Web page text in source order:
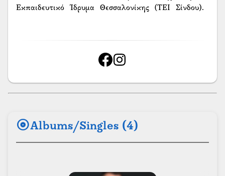
Εκπαιδευτικό Ίδρυμα Θεσσαλονίκης (ΤΕΙ Σίνδου).
albumAlbums/Singles (4)